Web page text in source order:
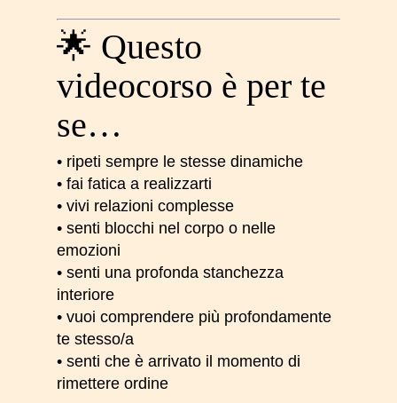
🌟 Questo
videocorso è per te
se…
• ripeti sempre le stesse dinamiche
• fai fatica a realizzarti
• vivi relazioni complesse
• senti blocchi nel corpo o nelle
emozioni
• senti una profonda stanchezza
interiore
• vuoi comprendere più profondamente
te stesso/a
• senti che è arrivato il momento di
rimettere ordine